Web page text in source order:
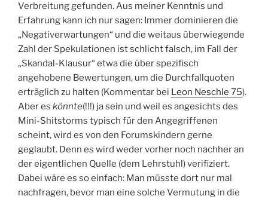
Verbreitung gefunden. Aus meiner Kenntnis und
Erfahrung kann ich nur sagen: Immer dominieren die
„Negativerwartungen“ und die weitaus überwiegende
Zahl der Spekulationen ist schlicht falsch, im Fall der
„Skandal-Klausur“ etwa die über spezifisch
angehobene Bewertungen, um die Durchfallquoten
erträglich zu halten (Kommentar bei Leon Neschle 75).
Aber es könnte(!!!) ja sein und weil es angesichts des
Mini-Shitstorms typisch für den Angegriffenen
scheint, wird es von den Forumskindern gerne
geglaubt. Denn es wird weder vorher noch nachher an
der eigentlichen Quelle (dem Lehrstuhl) verifiziert.
Dabei wäre es so einfach: Man müsste dort nur mal
nachfragen, bevor man eine solche Vermutung in die